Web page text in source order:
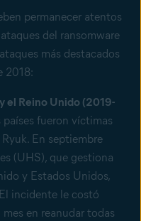
permanecer atentos
del ransomware
más destacados
2018:
el Reino Unido (2019-
fueron víctimas
En septiembre
(UHS), que gestiona
y Estados Unidos,
incidente le costó
en reanudar todas